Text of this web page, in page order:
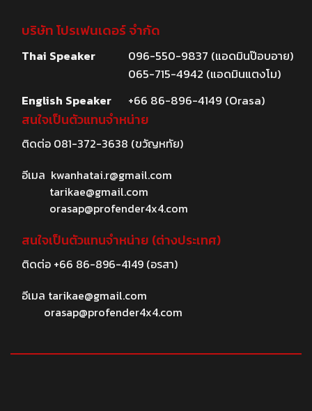
บริษัท โปรเฟนเดอร์ จำกัด
Thai Speaker
096-550-9837 (แอดมินป๊อบอาย)
065-715-4942 (แอดมินแตงโม)
English Speaker
+66 86-896-4149 (Orasa)
สนใจเป็นตัวแทนจำหน่าย
ติดต่อ 081-372-3638 (ขวัญหทัย)
อีเมล kwanhatai.r@gmail.com
tarikae@gmail.com
orasap@profender4x4.com
สนใจเป็นตัวแทนจำหน่าย (ต่างประเทศ)
ติดต่อ +66 86-896-4149(อรสา)
อีเมล tarikae@gmail.com
orasap@profender4x4.com